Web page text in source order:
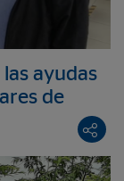
ayudas
de